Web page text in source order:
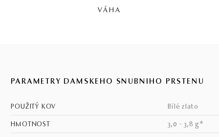
VÁHA
PARAMETRY DÁMSKEHO SNUBNÍHO PRSTENU
POUŽITÝ KOV bílé zlato
HMOTNOST 3,0 - 3,8 g*